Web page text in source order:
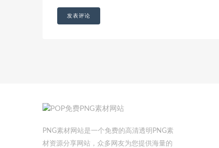
PNG素材网站是一个免费的高清透明PNG素
材资源分享网站，众多网友为您提供海量的